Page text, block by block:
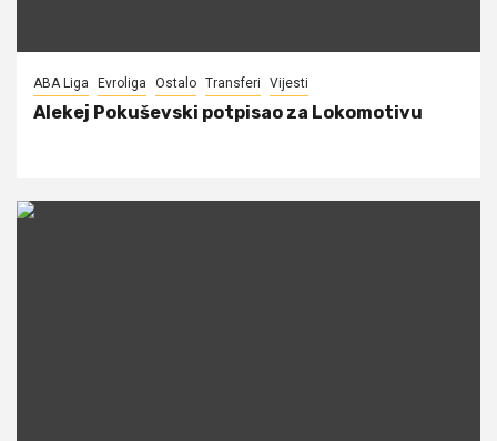
ABA Liga Evroliga Ostalo Transferi Vijesti
Alekej Pokuševski potpisao za Lokomotivu